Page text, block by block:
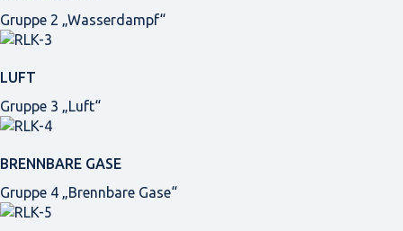
Gruppe 2 „Wasserdampf“
LUFT
Gruppe 3 „Luft“
BRENNBARE GASE
Gruppe 4 „Brennbare Gase“